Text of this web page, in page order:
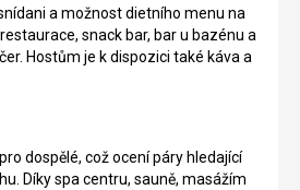
a možnost dietního menu na
snack bar, bar u bazénu a
Hostům je k dispozici také káva a
dospělé, což ocení páry hledající
Díky spa centru, sauně, masážím